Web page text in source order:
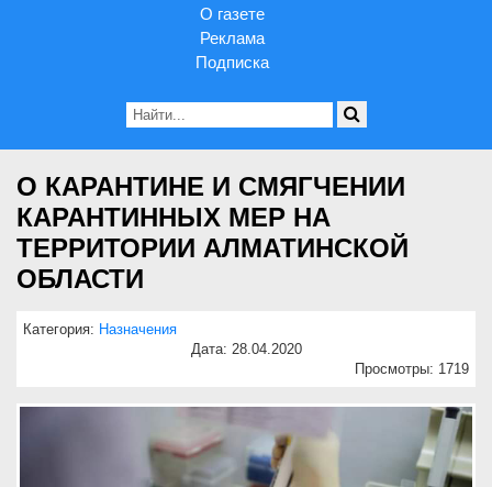
О газете
Реклама
Подписка
О КАРАНТИНЕ И СМЯГЧЕНИИ
КАРАНТИННЫХ МЕР НА
ТЕРРИТОРИИ АЛМАТИНСКОЙ
ОБЛАСТИ
Категория: Назначения
Дата: 28.04.2020
Просмотры: 1719